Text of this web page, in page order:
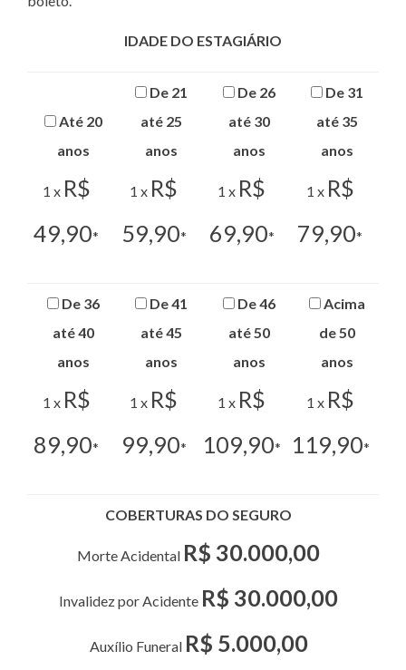
IDADE DO ESTAGIÁRIO
Até 20
anos
1 x R$
49,90*
De 21
até 25
anos
1 x R$
59,90*
De 26
até 30
anos
1 x R$
69,90*
De 31
até 35
anos
1 x R$
79,90*
De 36
até 40
anos
1 x R$
89,90*
De 41
até 45
anos
1 x R$
99,90*
De 46
até 50
anos
1 x R$
109,90*
Acima
de 50
anos
1 x R$
119,90*
COBERTURAS DO SEGURO
Morte Acidental R$ 30.000,00
Invalidez por Acidente R$ 30.000,00
Auxílio Funeral R$ 5.000,00